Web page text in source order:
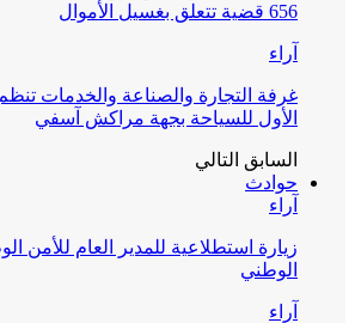
656 قضية تتعلق بغسيل الأموال
آراء
غرفة التجارة والصناعة والخدمات
الأول للسياحة بجهة مراكش آسفي
السابق التالي
حوادث
آراء
زيارة استطلاعية للمدير العام للأمن
الوطني
آراء